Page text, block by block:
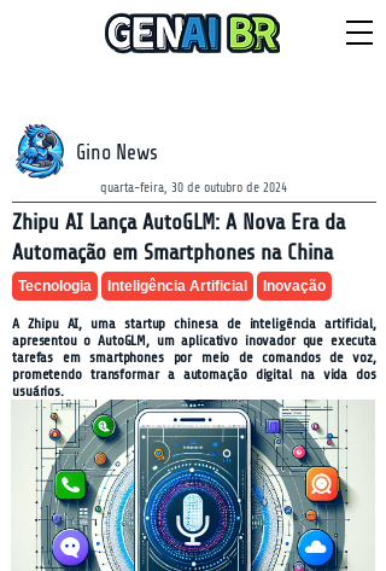
Gino News
quarta-feira, 30 de outubro de 2024
Zhipu AI Lança AutoGLM: A Nova Era da
Automação em Smartphones na China
Tecnologia Inteligência Artificial Inovação
A Zhipu AI, uma startup chinesa de inteligência artificial,
apresentou o AutoGLM, um aplicativo inovador que executa
tarefas em smartphones por meio de comandos de voz,
prometendo transformar a automação digital na vida dos
usuários.